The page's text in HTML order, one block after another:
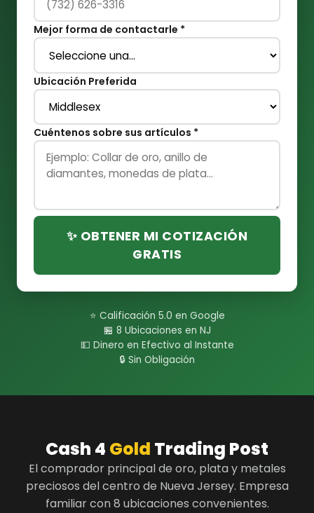
Mejor forma de contactarle *
Ubicación Preferida
Cuéntenos sobre sus artículos *
✨ OBTENER MI COTIZACIÓN
GRATIS
⭐ Calificación 5.0 en Google
🏪 8 Ubicaciones en NJ
💵 Dinero en Efectivo al Instante
🔒 Sin Obligación
Cash 4 Gold Trading Post
El comprador principal de oro, plata y metales
preciosos del centro de Nueva Jersey. Empresa
familiar con 8 ubicaciones convenientes.